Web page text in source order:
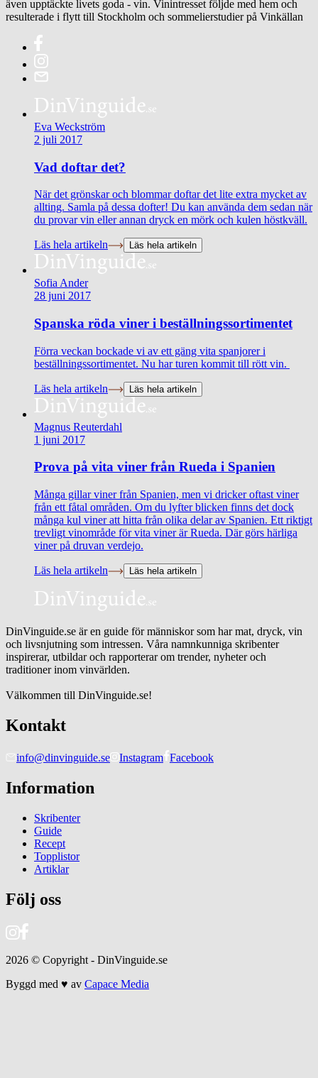
även upptäckte livets goda - vin. Vinintresset följde med hem och
resulterade i flytt till Stockholm och sommelierstudier på Vinkällan
Eva Weckström
2 juli 2017
Vad doftar det?
När det grönskar och blommar doftar det lite extra mycket av
allting. Samla på dessa dofter! Du kan använda dem sedan när
du provar vin eller annan dryck en mörk och kulen höstkväll.
Läs hela artikeln Läs hela artikeln
Sofia Ander
28 juni 2017
Spanska röda viner i beställningssortimentet
Förra veckan bockade vi av ett gäng vita spanjorer i
beställningssortimentet. Nu har turen kommit till rött vin.
Läs hela artikeln Läs hela artikeln
Magnus Reuterdahl
1 juni 2017
Prova på vita viner från Rueda i Spanien
Många gillar viner från Spanien, men vi dricker oftast viner
från ett fåtal områden. Om du lyfter blicken finns det dock
många kul viner att hitta från olika delar av Spanien. Ett riktigt
trevligt vinområde för vita viner är Rueda. Där görs härliga
viner på druvan verdejo.
Läs hela artikeln Läs hela artikeln
DinVinguide.se är en guide för människor som har mat, dryck, vin
och livsnjutning som intressen. Våra namnkunniga skribenter
inspirerar, utbildar och rapporterar om trender, nyheter och
traditioner inom vinvärlden.
Välkommen till DinVinguide.se!
Kontakt
info@dinvinguide.se Instagram Facebook
Information
Skribenter
Guide
Recept
Topplistor
Artiklar
Följ oss
2026 © Copyright - DinVinguide.se
Byggd med ♥ av Capace Media